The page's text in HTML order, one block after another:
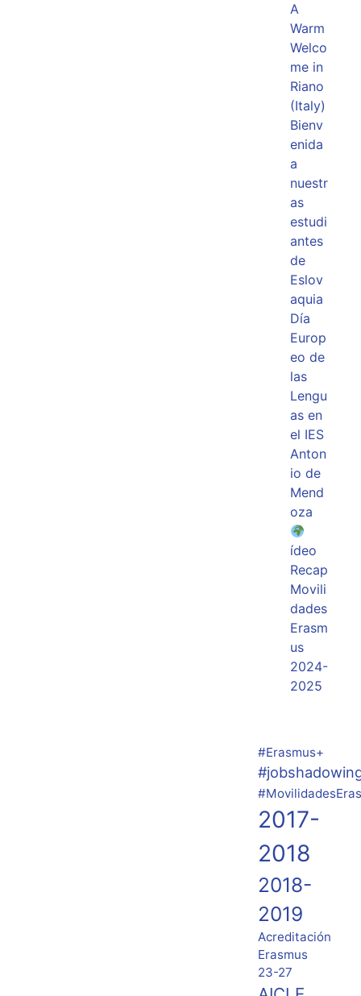
A
Warm
Welco
me in
Riano
(Italy)
Bienv
enida
a
nuestr
as
estudi
antes
de
Eslov
aquia
Día
Europ
eo de
las
Lengu
as en
el IES
Anton
io de
Mend
oza
ídeo
Recap
Movili
dades
Erasm
us
2024-
2025
#Erasmus+
2017-
2018
2018-
2019
Acreditación
Erasmus
23-27